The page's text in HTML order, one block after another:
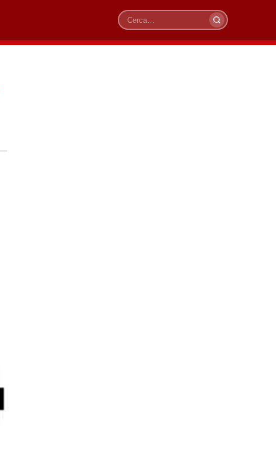
Cerca